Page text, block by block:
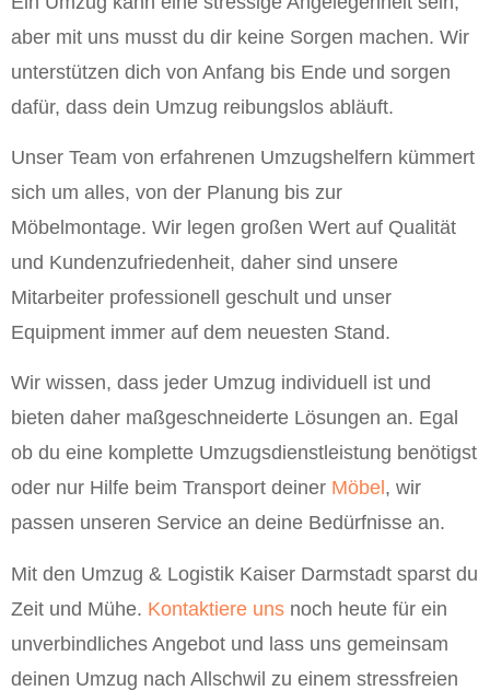
aber mit uns musst du dir keine Sorgen machen. Wir
unterstützen dich von Anfang bis Ende und sorgen
dafür, dass dein Umzug reibungslos abläuft.
Unser Team von erfahrenen Umzugshelfern kümmert
sich um alles, von der Planung bis zur
Möbelmontage. Wir legen großen Wert auf Qualität
und Kundenzufriedenheit, daher sind unsere
Mitarbeiter professionell geschult und unser
Equipment immer auf dem neuesten Stand.
Wir wissen, dass jeder Umzug individuell ist und
bieten daher maßgeschneiderte Lösungen an. Egal
ob du eine komplette Umzugsdienstleistung benötigst
oder nur Hilfe beim Transport deiner Möbel , wir
passen unseren Service an deine Bedürfnisse an.
Mit den Umzug & Logistik Kaiser Darmstadt sparst du
Zeit und Mühe. Kontaktiere uns noch heute für ein
unverbindliches Angebot und lass uns gemeinsam
deinen Umzug nach Allschwil zu einem stressfreien